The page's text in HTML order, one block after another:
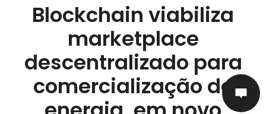
Blockchain viabiliza
marketplace
descentralizado para
comercialização de